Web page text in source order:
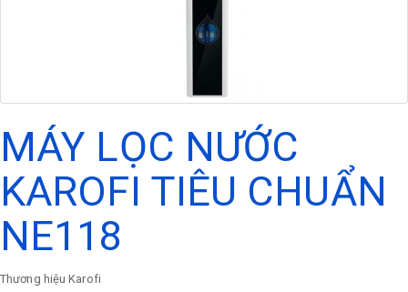
MÁY LỌC NƯỚC
KAROFI TIÊU CHUẨN
NE118
Thương hiệu Karofi